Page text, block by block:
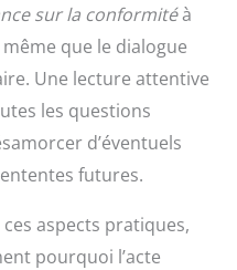
sur la conformitéà
que le dialogue
Une lecture attentive
les questions
d’éventuels
futures.
aspects pratiques,
pourquoi l’acte